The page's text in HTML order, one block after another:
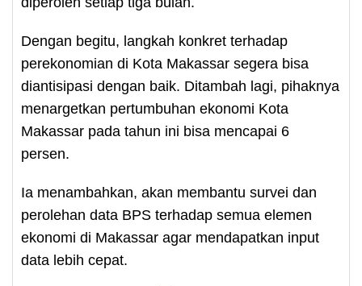
Dengan begitu, langkah konkret terhadap
perekonomian di Kota Makassar segera bisa
diantisipasi dengan baik. Ditambah lagi, pihaknya
menargetkan pertumbuhan ekonomi Kota
Makassar pada tahun ini bisa mencapai 6
persen.
Ia menambahkan, akan membantu survei dan
perolehan data BPS terhadap semua elemen
ekonomi di Makassar agar mendapatkan input
data lebih cepat.